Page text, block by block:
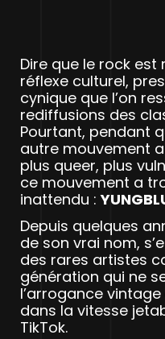
Dire que le rock
réflexe culturel,
cynique que l’on
rediffusions des
Pourtant, pendant
autre mouvement
plus queer, plus
ce mouvement a
inattendu :
Depuis quelques
de son vrai nom,
des rares artistes
génération qui ne
l’arrogance
dans la vitesse
TikTok.